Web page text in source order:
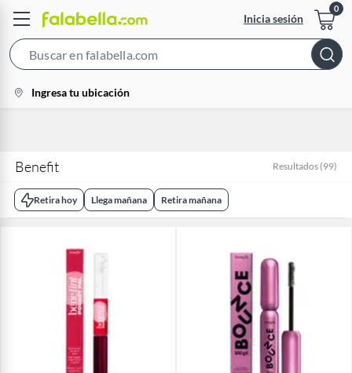
Inicia sesión
Bar
location-
icon
Ingresa tu ubicación
Benefit Resultados (99)
Retira hoy Llega mañana Retira mañana